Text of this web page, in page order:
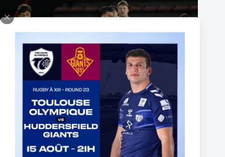
The End of Reubenn Rennie’s Olympian Journey